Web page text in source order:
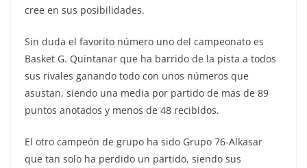
cree en sus posibilidades.
Sin duda el favorito número uno del campeonato es
Basket G. Quintanar que ha barrido de la pista a todos
sus rivales ganando todo con unos números que
asustan, siendo una media por partido de mas de 89
puntos anotados y menos de 48 recibidos.
El otro campeón de grupo ha sido Grupo 76-Alkasar
que tan solo ha perdido un partido, siendo sus